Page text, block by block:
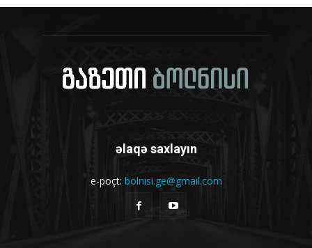
əlaqə saxlayın
e-poçt: bolnisi.ge@gmail.com